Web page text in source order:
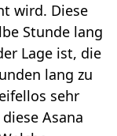
wird. Diese
Stunde lang
Lage ist, die
lang zu
sehr
Asana